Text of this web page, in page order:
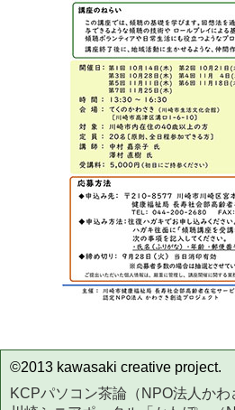
©2013 kawasaki creative project.
KCPパソコン茶論（NPO法人かわ